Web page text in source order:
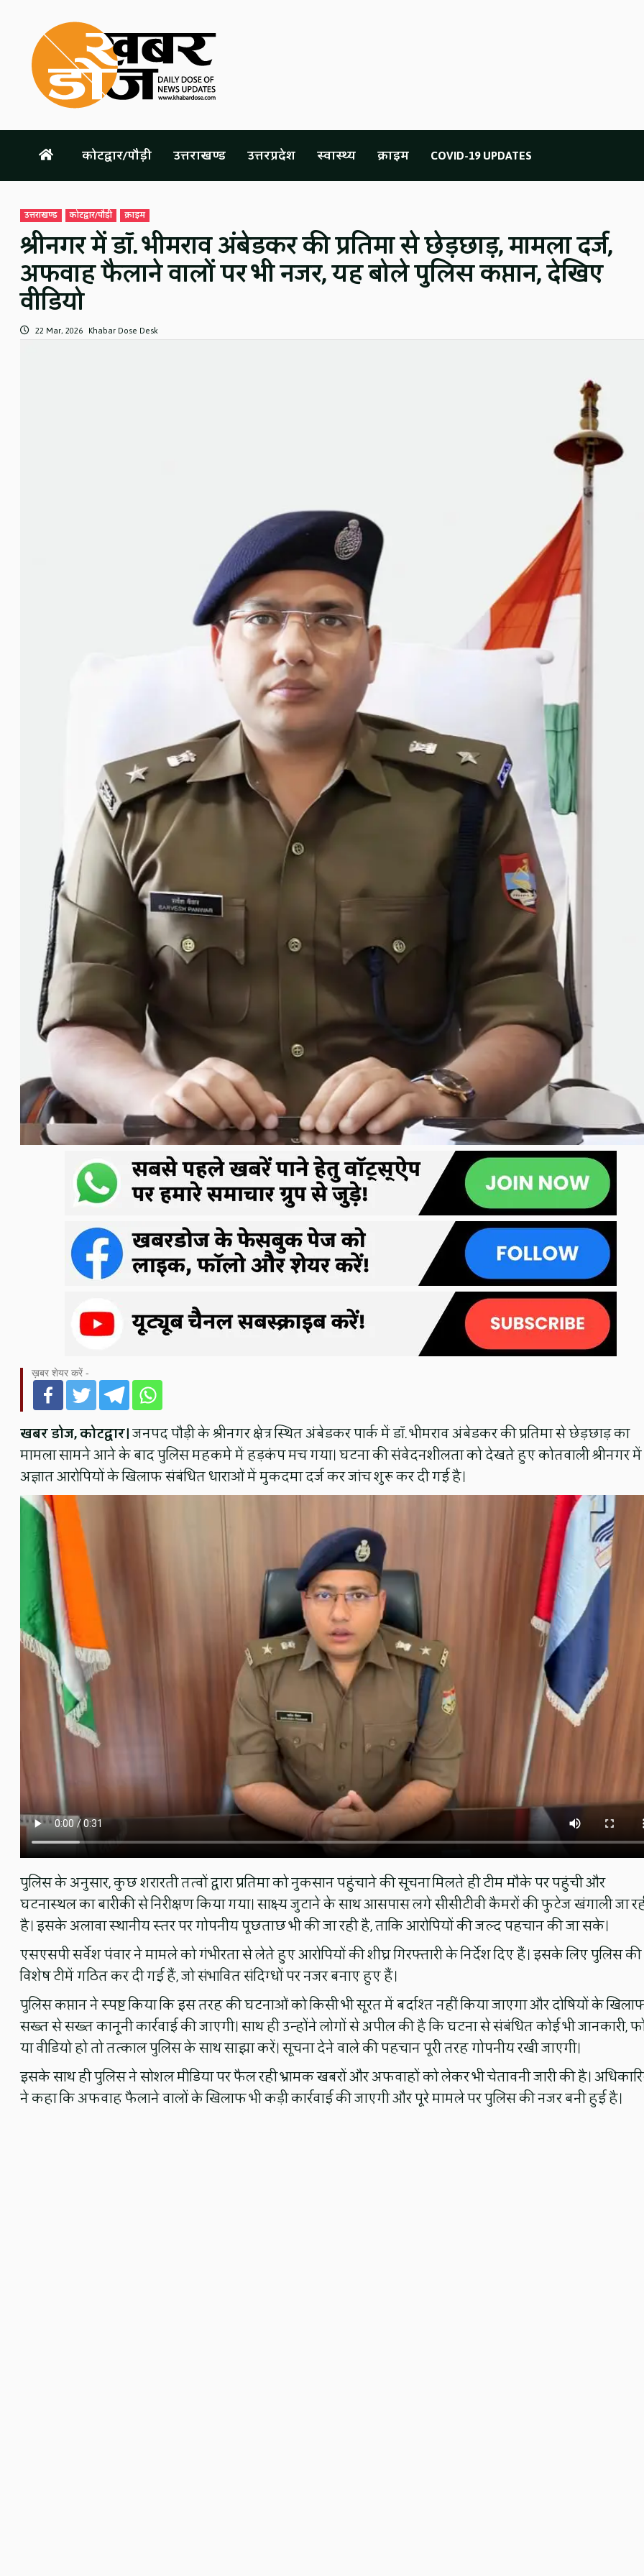
content
कोटद्वार/पौड़ी उत्तराखण्ड उत्तरप्रदेश स्वास्थ्य क्राइम COVID-19 UPDATES
उत्तराखण्ड कोटद्वार/पौड़ी क्राइम
श्रीनगर में डॉ. भीमराव अंबेडकर की प्रतिमा से छेड़छाड़, मामला दर्ज,
अफवाह फैलाने वालों पर भी नजर, यह बोले पुलिस कप्तान, देखिए
वीडियो
22 Mar, 2026 Khabar Dose Desk
ख़बर शेयर करें -
खबर डोज, कोटद्वार।जनपद पौड़ी के श्रीनगर क्षेत्र स्थित अंबेडकर पार्क में डॉ. भीमराव अंबेडकर की प्रतिमा से छेड़छाड़ का
मामला सामने आने के बाद पुलिस महकमे में हड़कंप मच गया। घटना की संवेदनशीलता को देखते हुए कोतवाली श्रीनगर में
अज्ञात आरोपियों के खिलाफ संबंधित धाराओं में मुकदमा दर्ज कर जांच शुरू कर दी गई है।
पुलिस के अनुसार, कुछ शरारती तत्वों द्वारा प्रतिमा को नुकसान पहुंचाने की सूचना मिलते ही टीम मौके पर पहुंची और
घटनास्थल का बारीकी से निरीक्षण किया गया। साक्ष्य जुटाने के साथ आसपास लगे सीसीटीवी कैमरों की फुटेज खंगाली जा
है। इसके अलावा स्थानीय स्तर पर गोपनीय पूछताछ भी की जा रही है, ताकि आरोपियों की जल्द पहचान की जा सके।
एसएसपी सर्वेश पंवार ने मामले को गंभीरता से लेते हुए आरोपियों की शीघ्र गिरफ्तारी के निर्देश दिए हैं। इसके लिए पुलिस की
विशेष टीमें गठित कर दी गई हैं, जो संभावित संदिग्धों पर नजर बनाए हुए हैं।
पुलिस कप्तान ने स्पष्ट किया कि इस तरह की घटनाओं को किसी भी सूरत में बर्दाश्त नहीं किया जाएगा और दोषियों के
सख्त से सख्त कानूनी कार्रवाई की जाएगी। साथ ही उन्होंने लोगों से अपील की है कि घटना से संबंधित कोई भी जानकारी,
या वीडियो हो तो तत्काल पुलिस के साथ साझा करें। सूचना देने वाले की पहचान पूरी तरह गोपनीय रखी जाएगी।
इसके साथ ही पुलिस ने सोशल मीडिया पर फैल रही भ्रामक खबरों और अफवाहों को लेकर भी चेतावनी जारी की है।
ने कहा कि अफवाह फैलाने वालों के खिलाफ भी कड़ी कार्रवाई की जाएगी और पूरे मामले पर पुलिस की नजर बनी हुई है।